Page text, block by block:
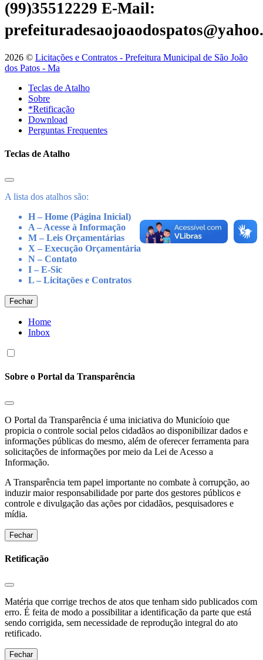
(99)35512229 E-Mail:
2026 © Licitações e Contratos - Prefeitura Municipal de São João
dos Patos - Ma
Teclas de Atalho
Sobre
*Retificação
Download
Perguntas Frequentes
Teclas de Atalho
A lista dos atalhos são:
H – Home (Página Inicial)
A – Acesse à Informação
M – Leis Orçamentárias
X – Execução Orçamentária
N – Contato
I – E-Sic
L – Licitações e Contratos
Fechar
Home
Inbox
Sobre o Portal da Transparência
O Portal da Transparência é uma iniciativa do Municíoio que
propicia o controle social pelos cidadãos ao disponibilizar dados e
informações públicas do mesmo, além de oferecer ferramenta para
solicitações de informações por meio da Lei de Acesso a
Informação.
A Transparência tem papel importante no combate à corrupção, ao
induzir maior responsabilidade por parte dos gestores públicos e
controle e divulgação das ações por cidadãos, pesquisadores e
mídia.
Fechar
Retificação
Matéria que corrige trechos de atos que tenham sido publicados com
erro. É feita de modo a possibilitar a identificação da parte que está
sendo corrigida, sem necessidade de reprodução integral do ato
retificado.
Fechar